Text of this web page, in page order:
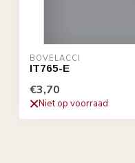
BOVELACCI
IT765-E
€3,70
Niet op voorraad